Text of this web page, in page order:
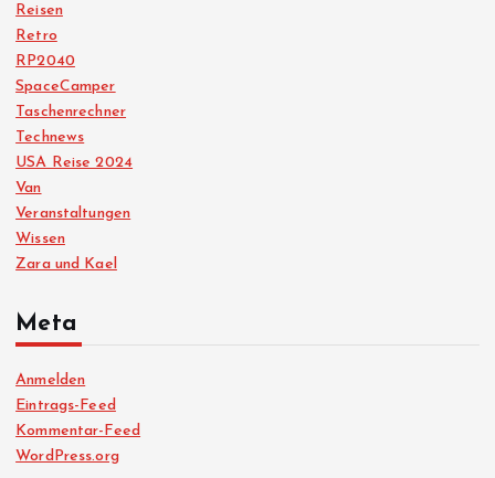
Reisen
Retro
RP2040
SpaceCamper
Taschenrechner
Technews
USA Reise 2024
Van
Veranstaltungen
Wissen
Zara und Kael
Meta
Anmelden
Eintrags-Feed
Kommentar-Feed
WordPress.org